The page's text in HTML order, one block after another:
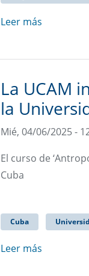
Leer más
La UCAM
la
Mié, 04/06/2025 -
El curso de
Cuba
Cuba
Leer más